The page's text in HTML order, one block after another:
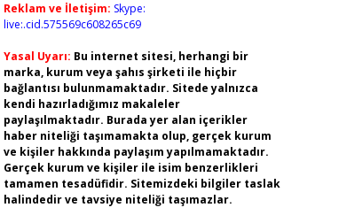
Reklam ve İletişim: Skype:
live:.cid.575569c608265c69
Yasal Uyarı: Bu internet sitesi, herhangi bir
marka, kurum veya şahıs şirketi ile hiçbir
bağlantısı bulunmamaktadır. Sitede yalnızca
kendi hazırladığımız makaleler
paylaşılmaktadır. Burada yer alan içerikler
haber niteliği taşımamakta olup, gerçek kurum
ve kişiler hakkında paylaşım yapılmamaktadır.
Gerçek kurum ve kişiler ile isim benzerlikleri
tamamen tesadüfidir. Sitemizdeki bilgiler taslak
halindedir ve tavsiye niteliği taşımazlar.